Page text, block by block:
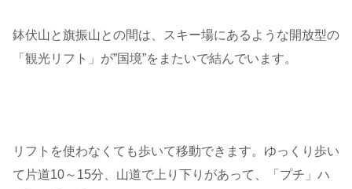
鉢伏山と旗振山との間は、スキー場にあるような開放型の
「観光リフト」が”国境”をまたいで結んでいます。
リフトを使わなくても歩いて移動できます。ゆっくり歩い
て片道10～15分、山道で上り下りがあって、「プチ」ハ